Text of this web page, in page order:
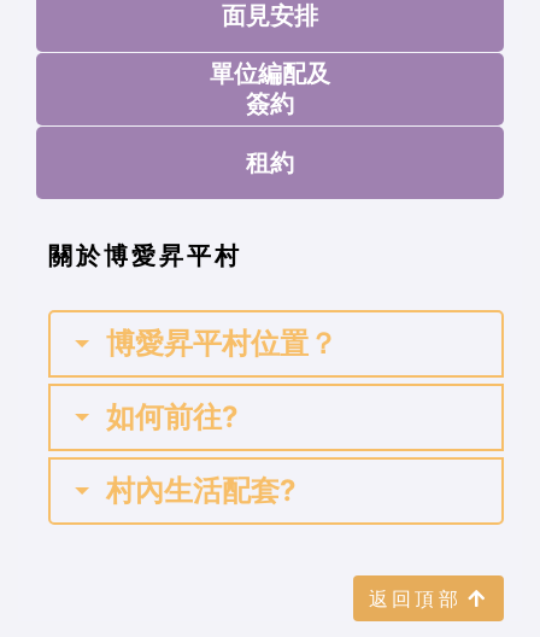
面見安排
單位編配及
簽約
租約
關於博愛昇平村
博愛昇平村位置？
如何前往?
村內生活配套?
返回頂部